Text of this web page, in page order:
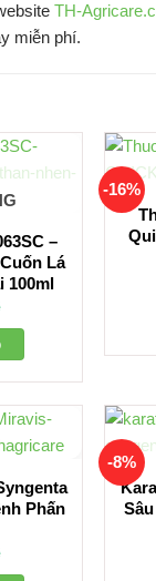
TH-
miễn phí.
–
Lá
100ml
-16%
Phấn
-8%